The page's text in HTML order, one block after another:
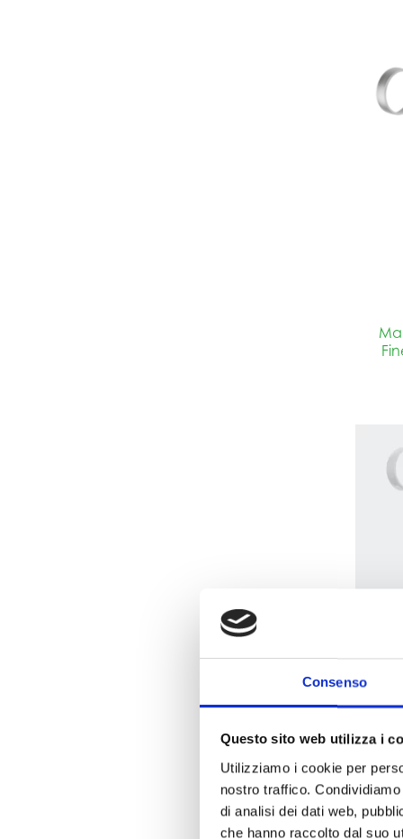
Consenso
Questo sito web utilizza i
Utilizziamo i cookie per
nostro traffico.
di analisi dei dati web,
che hanno raccolto dal suo